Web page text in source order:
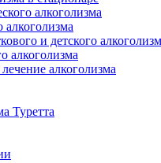
алкоголизма
и детского
алкоголизма
алкоголизма
Туретта